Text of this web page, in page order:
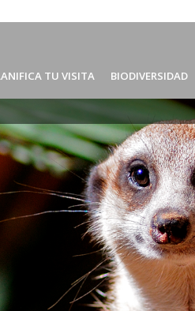
TU VISITA BIODIVERSIDAD